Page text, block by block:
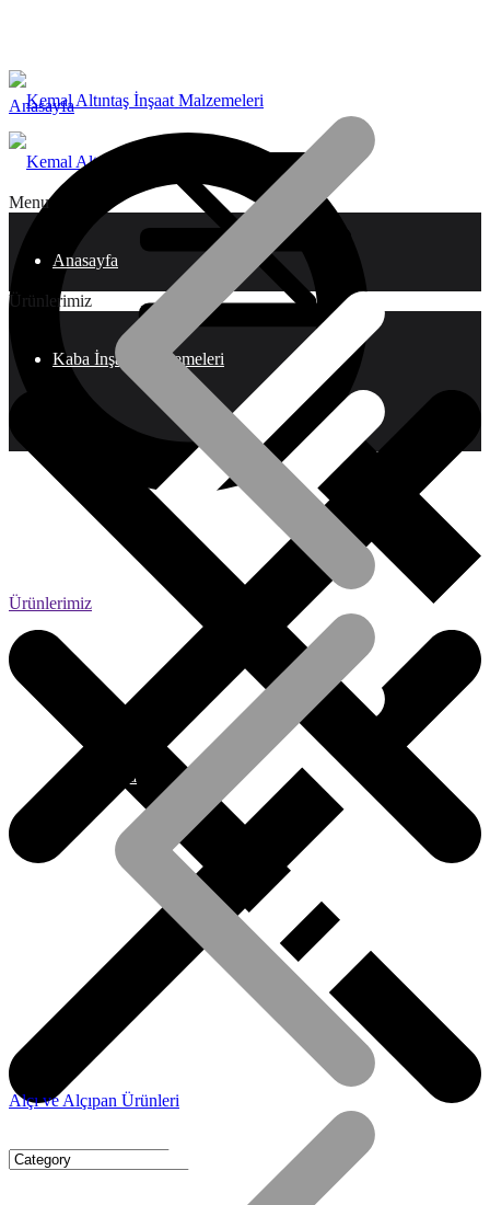
Menu
Anasayfa
Hakkımızda
Ürünlerimiz
Kaba İnşaat Malzemeleri
Kiremit Grubu
Anasayfa
Ürünlerimiz
Alçı ve Alçıpan Ürünleri